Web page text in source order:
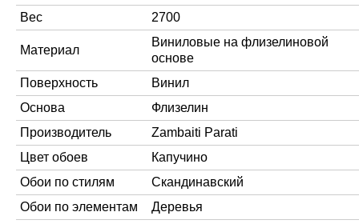
Вес
2700
Материал
Виниловые на флизелиновой
основе
Поверхность
Винил
Основа
Флизелин
Производитель
Zambaiti Parati
Цвет обоев
Капучино
Обои по стилям
Скандинавский
Обои по элементам
Деревья